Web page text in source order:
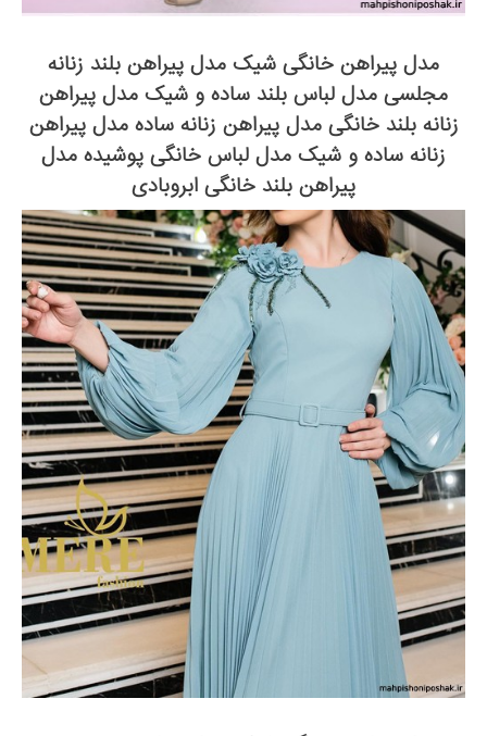
مدل پیراهن خانگی شیک مدل پیراهن بلند زنانه
مجلسی مدل لباس بلند ساده و شیک مدل پیراهن
زنانه بلند خانگی مدل پیراهن زنانه ساده مدل پیراهن
زنانه ساده و شیک مدل لباس خانگی پوشیده مدل
پیراهن بلند خانگی ابروبادی